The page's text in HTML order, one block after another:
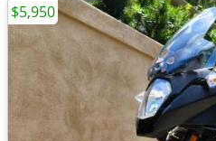
$5,950